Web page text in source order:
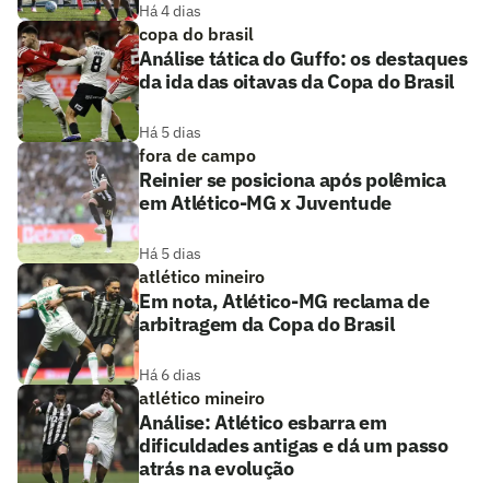
Há 4 dias
copa do brasil
Análise tática do Guffo: os destaques
da ida das oitavas da Copa do Brasil
Há 5 dias
fora de campo
Reinier se posiciona após polêmica
em Atlético-MG x Juventude
Há 5 dias
atlético mineiro
Em nota, Atlético-MG reclama de
arbitragem da Copa do Brasil
Há 6 dias
atlético mineiro
Análise: Atlético esbarra em
dificuldades antigas e dá um passo
atrás na evolução